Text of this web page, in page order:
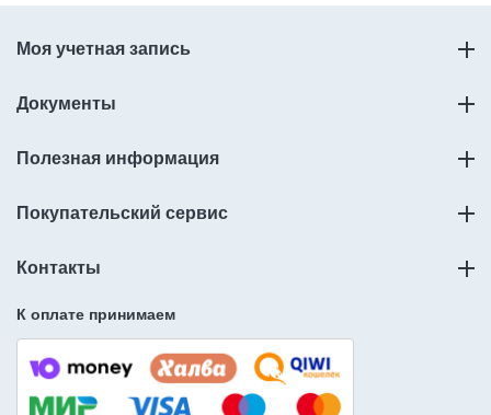
Моя учетная запись
Документы
Полезная информация
Покупательский сервис
Контакты
К оплате принимаем